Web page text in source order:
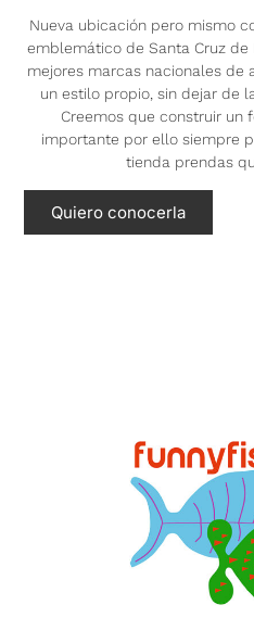
Nueva ubicación pero mismo
emblemático de Santa Cruz
mejores marcas nacionales de
un estilo propio, sin dejar de
Creemos que construir un
importante por ello siempre
tienda prendas
Quiero conocerla